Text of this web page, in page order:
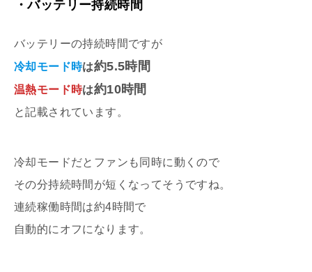
・バッテリー持続時間
バッテリーの持続時間ですが
冷却モード時は約5.5時間
温熱モード時は約10時間
と記載されています。
冷却モードだとファンも同時に動くので
その分持続時間が短くなってそうですね。
連続稼働時間は約4時間で
自動的にオフになります。